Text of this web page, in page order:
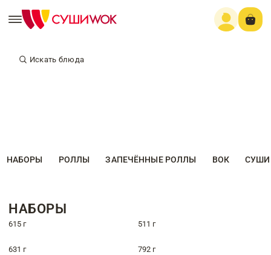
Искать блюда
НАБОРЫ РОЛЛЫ ЗАПЕЧЁННЫЕ РОЛЛЫ ВОК СУШИ
НАБОРЫ
615 г 511 г
631 г 792 г